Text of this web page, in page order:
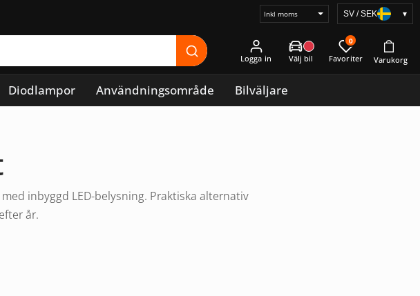
Välj
SV / SEK ▾
Logga in
0
Diodlampor Användningsområde Bilväljare
inbyggd LED-belysning. Praktiska alternativ
år.